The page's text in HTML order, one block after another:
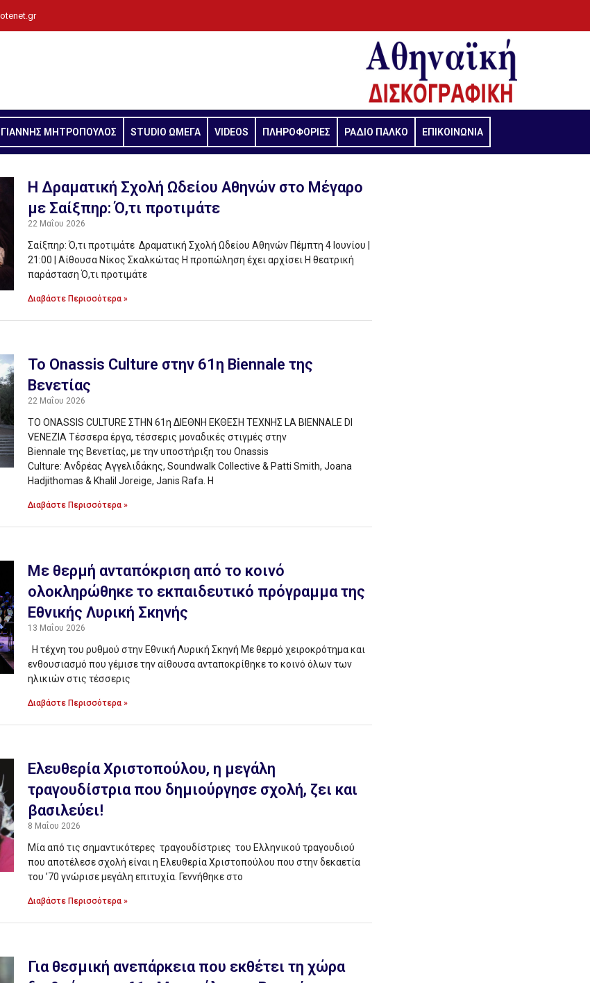
ΓΙΑΝΝΗΣ ΜΗΤΡΟΠΟΥΛΟΣ STUDIO ΩΜΕΓΑ VIDEOS ΠΛΗΡΟΦΟΡΙΕΣ ΡΑΔΙΟ ΠΑΛΚΟ ΕΠΙΚΟΙΝΩΝΙΑ
Η Δραματική Σχολή Ωδείου Αθηνών στο Μέγαρο
με Σαίξπηρ: Ό,τι προτιμάτε
22 Μαΐου 2026
Σαίξπηρ: Ό,τι προτιμάτε Δραματική Σχολή Ωδείου Αθηνών Πέμπτη 4 Ιουνίου |
21:00 | Αίθουσα Νίκος Σκαλκώτας Η προπώληση έχει αρχίσει Η θεατρική
παράσταση Ό,τι προτιμάτε
Διαβάστε Περισσότερα »
Το Onassis Culture στην 61η Biennale της
Βενετίας
22 Μαΐου 2026
TO ONASSIS CULTURE ΣΤΗΝ 61η ΔΙΕΘΝΗ ΕΚΘΕΣΗ ΤΕΧΝΗΣ LA BIENNALE DI
VENEZIA Τέσσερα έργα, τέσσερις μοναδικές στιγμές στην
Biennale της Βενετίας, με την υποστήριξη του Onassis
Culture: Ανδρέας Αγγελιδάκης, Soundwalk Collective & Patti Smith, Joana
Hadjithomas & Khalil Joreige, Janis Rafa. Η
Διαβάστε Περισσότερα »
Με θερμή ανταπόκριση από το κοινό
ολοκληρώθηκε το εκπαιδευτικό πρόγραμμα της
Εθνικής Λυρική Σκηνής
13 Μαΐου 2026
Η τέχνη του ρυθμού στην Εθνική Λυρική Σκηνή Με θερμό χειροκρότημα και
ενθουσιασμό που γέμισε την αίθουσα ανταποκρίθηκε το κοινό όλων των
ηλικιών στις τέσσερις
Διαβάστε Περισσότερα »
Ελευθερία Χριστοπούλου, η μεγάλη
τραγουδίστρια που δημιούργησε σχολή, ζει και
βασιλεύει!
8 Μαΐου 2026
Μία από τις σημαντικότερες τραγουδίστριες του Ελληνικού τραγουδιού
που αποτέλεσε σχολή είναι η Ελευθερία Χριστοπούλου που στην δεκαετία
του ’70 γνώρισε μεγάλη επιτυχία. Γεννήθηκε στο
Διαβάστε Περισσότερα »
Για θεσμική ανεπάρκεια που εκθέτει τη χώρα